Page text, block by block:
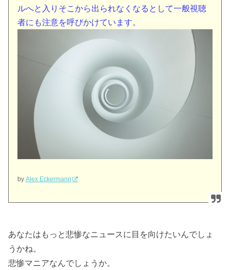
ルへと入りそこから出られなくなるとして一般視聴
者にも注意を呼びかけています。
byAlex Eckermann
あなたはもっと悲惨なニュースに目を向けたいんでしょ
うかね。
悲惨マニアなんでしょうか。